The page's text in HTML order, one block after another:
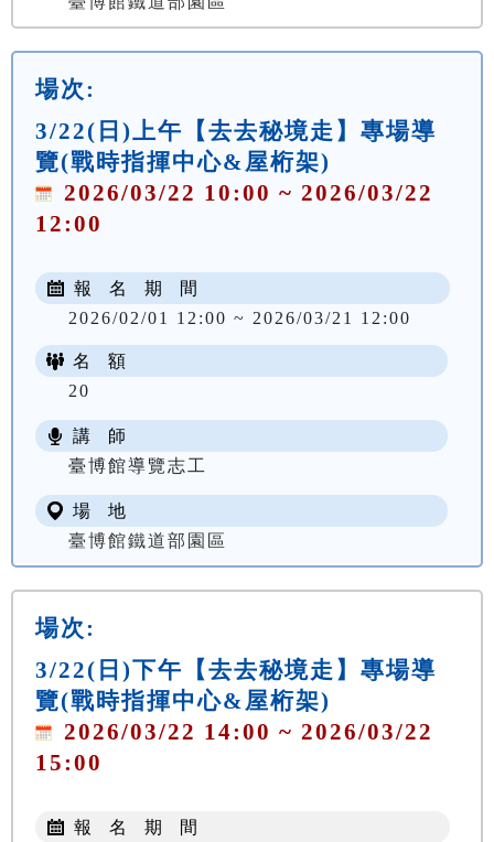
場次:
3/22(日)上午【去去秘境走】專場導
覽(戰時指揮中心&屋桁架)
2026/03/22 10:00 ~ 2026/03/22
12:00
報 名 期 間
2026/02/01 12:00 ~ 2026/03/21 12:00
名 額
20
講 師
臺博館導覽志工
場 地
臺博館鐵道部園區
場次:
3/22(日)下午【去去秘境走】專場導
覽(戰時指揮中心&屋桁架)
2026/03/22 14:00 ~ 2026/03/22
15:00
報 名 期 間